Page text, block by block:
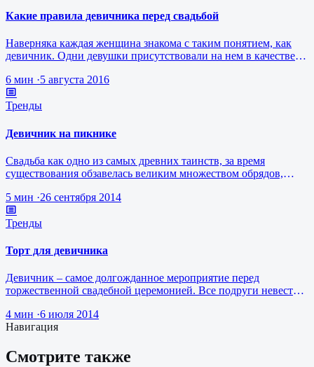
Какие правила девичника перед свадьбой
Наверняка каждая женщина знакома с таким понятием, как
девичник. Одни девушки присутствовали на нем в качестве
6 мин ·5 августа 2016
Тренды
Девичник на пикнике
Свадьба как одно из самых древних таинств, за время
существования обзавелась великим множеством обрядов,
5 мин ·26 сентября 2014
Тренды
Торт для девичника
Девичник – самое долгожданное мероприятие перед
торжественной свадебной церемонией. Все подруги невесты
4 мин ·6 июля 2014
Навигация
Смотрите также